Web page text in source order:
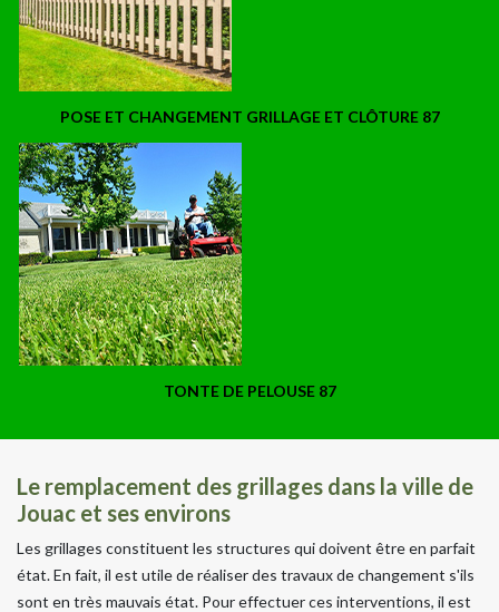
POSE ET CHANGEMENT GRILLAGE ET CLÔTURE 87
TONTE DE PELOUSE 87
Le remplacement des grillages dans la ville de
Jouac et ses environs
Les grillages constituent les structures qui doivent être en parfait
état. En fait, il est utile de réaliser des travaux de changement s'ils
sont en très mauvais état. Pour effectuer ces interventions, il est